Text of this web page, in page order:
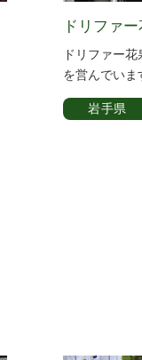
ドリファ
ドリファー
を営んでいま
岩手県